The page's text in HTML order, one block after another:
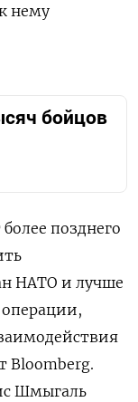
нему
бойцов
позднего
НАТО и лучше
Bloomberg.
Шмыгаль